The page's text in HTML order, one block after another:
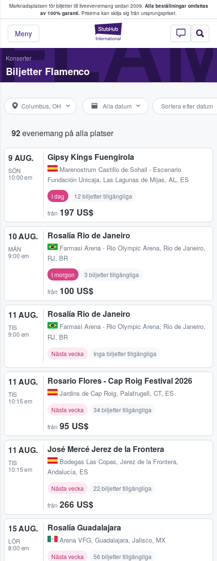
Marknadsplatsen för biljetter till liveevenemang sedan 2009. Alla beställningar omfattas
av 100% garanti. Priserna kan skilja sig från ursprungspriset.
StubHub – där
Meny
köper och säljer biljetter.
Konserter
Biljetter Flamenco
Columbus, OH Alla datum Sortera efter datum
92evenemang på alla platser
9 AUG.
SÖN
10:00 em
Gipsy Kings Fuengirola
Marenostrum Castillo de Sohail - Escenario
Fundación Unicaja, Las Lagunas de Mijas, AL, ES
I dag 12 biljetter tillgängliga
från 197 US$
10 AUG.
MÅN
9:00 em
Rosalía Rio de Janeiro
Farmasi Arena - Rio Olympic Arena, Rio de Janeiro,
RJ, BR
I morgon 3 biljetter tillgängliga
från 100 US$
11 AUG.
TIS
9:00 em
Rosalía Rio de Janeiro
Farmasi Arena - Rio Olympic Arena, Rio de Janeiro,
RJ, BR
Nästa vecka Inga biljetter tillgängliga
11 AUG.
TIS
10:15 em
Rosario Flores - Cap Roig Festival 2026
Jardins de Cap Roig, Palafrugell, CT, ES
Nästa vecka 34 biljetter tillgängliga
från 95 US$
11 AUG.
TIS
10:15 em
José Mercé Jerez de la Frontera
Bodegas Las Copas, Jerez de la Frontera,
Andalucía, ES
Nästa vecka 22 biljetter tillgängliga
från 266 US$
15 AUG.
LÖR
8:00 em
Rosalía Guadalajara
Arena VFG, Guadalajara, Jalisco, MX
Nästa vecka 56 biljetter tillgängliga